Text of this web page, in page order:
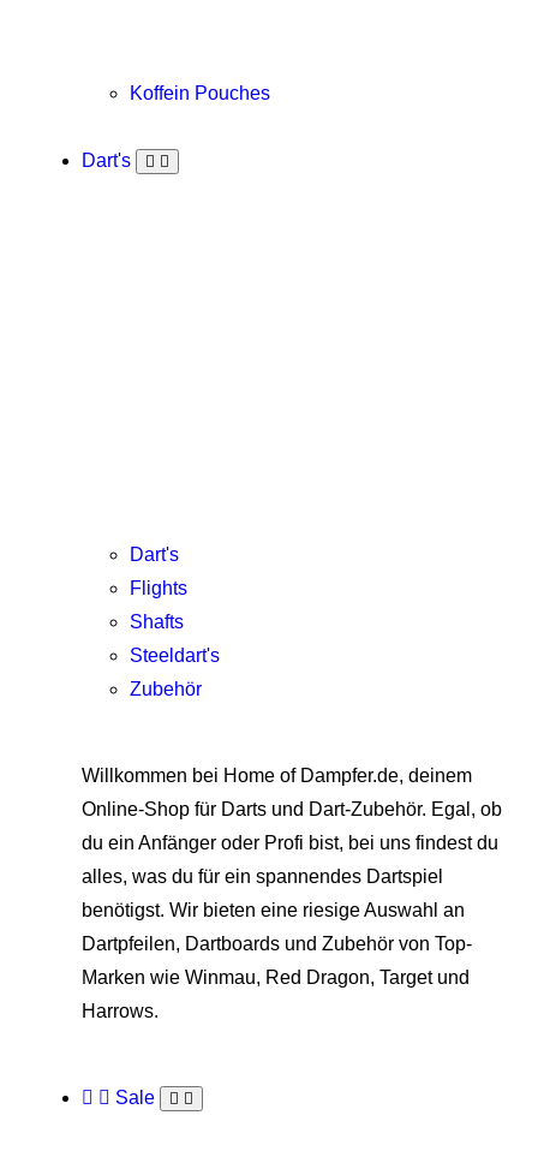
Koffein Pouches
Dart's
Dart's
Flights
Shafts
Steeldart's
Zubehör
Willkommen bei Home of Dampfer.de, deinem
Online-Shop für Darts und Dart-Zubehör. Egal, ob
du ein Anfänger oder Profi bist, bei uns findest du
alles, was du für ein spannendes Dartspiel
benötigst. Wir bieten eine riesige Auswahl an
Dartpfeilen, Dartboards und Zubehör von Top-
Marken wie Winmau, Red Dragon, Target und
Harrows.
Sale